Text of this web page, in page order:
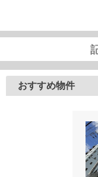
おすすめ物件